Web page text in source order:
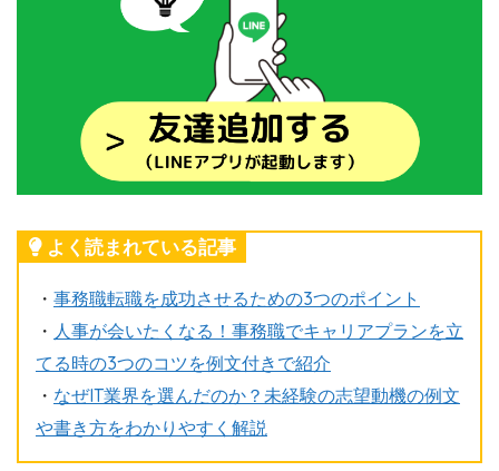
よく読まれている記事
・ 事務職転職を成功させるための3つのポイント
・ 人事が会いたくなる！事務職でキャリアプランを立
てる時の3つのコツを例文付きで紹介
・ なぜIT業界を選んだのか？未経験の志望動機の例文
や書き方をわかりやすく解説